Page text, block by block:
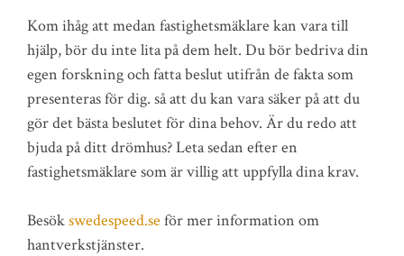
Kom ihåg att medan fastighetsmäklare kan vara till
hjälp, bör du inte lita på dem helt. Du bör bedriva din
egen forskning och fatta beslut utifrån de fakta som
presenteras för dig. så att du kan vara säker på att du
gör det bästa beslutet för dina behov. Är du redo att
bjuda på ditt drömhus? Leta sedan efter en
fastighetsmäklare som är villig att uppfylla dina krav.
Besökswedespeed.se för mer information om
hantverkstjänster.